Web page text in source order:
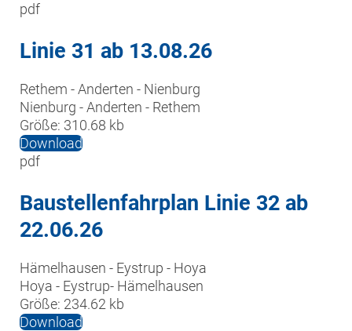
pdf
Linie 31 ab 13.08.26
Rethem - Anderten - Nienburg
Nienburg - Anderten - Rethem
Größe: 310.68 kb
Download
pdf
Baustellenfahrplan Linie 32 ab
22.06.26
Hämelhausen - Eystrup - Hoya
Hoya - Eystrup- Hämelhausen
Größe: 234.62 kb
Download